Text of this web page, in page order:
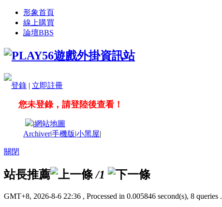
形象首頁
線上購買
論壇BBS
登錄 | 立即註冊
您未登錄，請登陸後查看！
|網站地圖
Archiver|手機版|小黑屋|
關閉
站長推薦 /1
GMT+8, 2026-8-6 22:36 , Processed in 0.005846 second(s), 8 queries .